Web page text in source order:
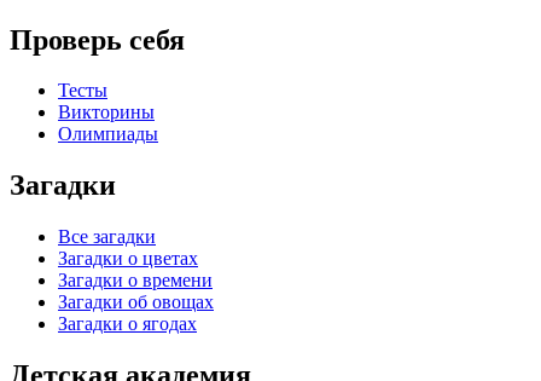
Проверь себя
Тесты
Викторины
Олимпиады
Загадки
Все загадки
Загадки о цветах
Загадки о времени
Загадки об овощах
Загадки о ягодах